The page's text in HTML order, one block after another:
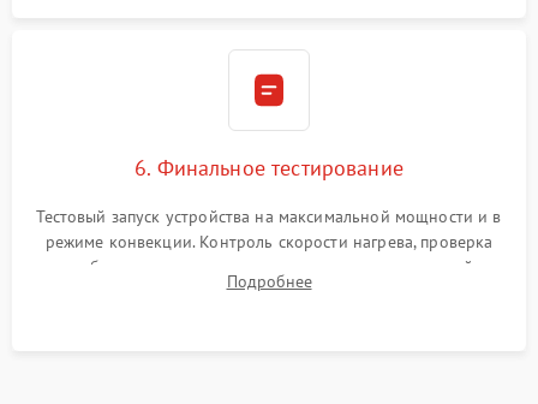
6. Финальное тестирование
Тестовый запуск устройства на максимальной мощности и в
режиме конвекции. Контроль скорости нагрева, проверка
срабатывания термостата при достижении заданной
температуры и тест на отсутствие утечек тока.
Подробнее